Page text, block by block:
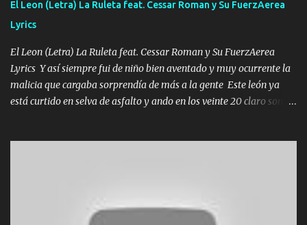
El Leon (Letra) La Ruleta feat. Cessar Roman y Su FuerzAerea
Lyrics
El Leon (Letra) La Ruleta feat. Cessar Roman y Su FuerzAerea
Lyrics Y así siempre fui de niño bien aventado y muy ocurrente la
malicia que cargaba sorprendía de más a la gente Este león ya
está curtido en selva de asfalto y ando en los veinte 20 claro son
Ya pasé varias hazañas ya tienen rato que me agarran el colmillo